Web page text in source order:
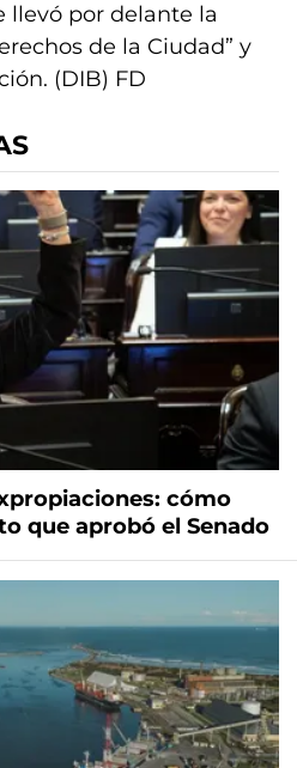
llevó por delante la
de la Ciudad” y
(DIB) FD
cómo
que aprobó el Senado